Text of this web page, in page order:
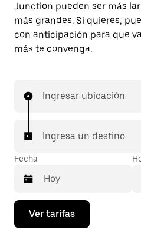
Junction pueden ser más
más grandes. Si quieres,
con anticipación para que
más te convenga.
Ingresar ubicación
Ingresa un destino
Fecha
Presiona
flecha
Ver tarifas